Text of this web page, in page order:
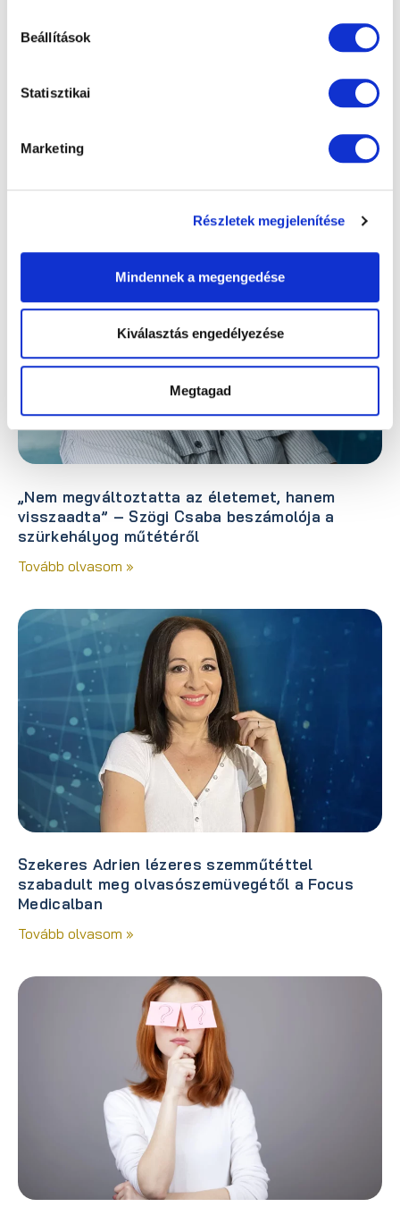
Beállítások
Statisztikai
Marketing
Részletek megjelenítése
Mindennek a megengedése
Kiválasztás engedélyezése
Megtagad
Megosztás
További bejegyzések
„Nem megváltoztatta az életemet, hanem
visszaadta” – Szögi Csaba beszámolója a
szürkehályog műtétéről
Tovább olvasom »
Szekeres Adrien lézeres szemműtéttel
szabadult meg olvasószemüvegétől a Focus
Medicalban
Tovább olvasom »